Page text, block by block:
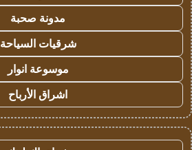
مدونة صحبة
شرقيات السياحة
موسوعة انوار
اشراق الأرباح